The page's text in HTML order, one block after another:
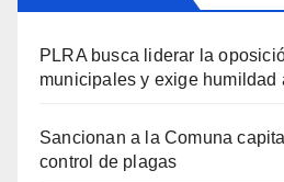
PLRA busca liderar la
municipales y exige humildad
Sancionan a la Comuna
control de plagas